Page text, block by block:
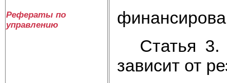
Рефераты по
управлению
Статья 3.
зависит от